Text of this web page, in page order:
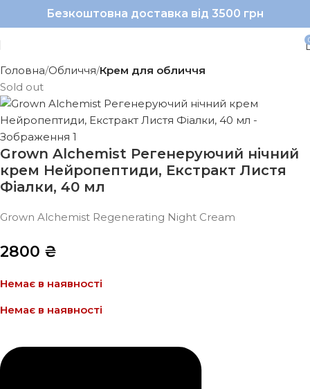
Безкоштовна доставка від 3500 грн
Головна Обличчя Крем для обличчя
Sold out
Grown Alchemist Регенеруючий нічний
крем Нейропептиди, Екстракт Листя
Фіалки, 40 мл
Grown Alchemist Regenerating Night Cream
2800 ₴
Немає в наявності
Немає в наявності